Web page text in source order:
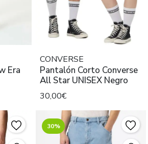
CONVERSE
Pantalón Corto Converse
All Star UNISEX Negro
30,00€
30%